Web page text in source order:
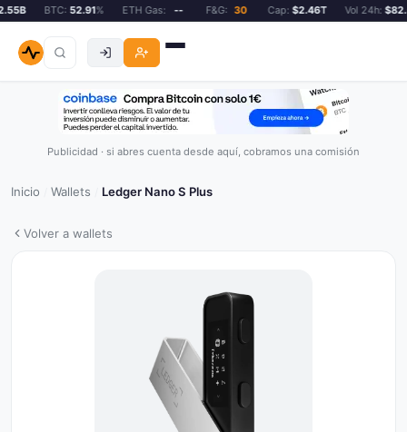
BTC:52.91% ETH Gas: -- F&G: 30 Cap:$2.46T Vol 24h:
Publicidad · si abres cuenta desde aquí, cobramos una comisión
Inicio Wallets Ledger Nano S Plus
Volver a wallets